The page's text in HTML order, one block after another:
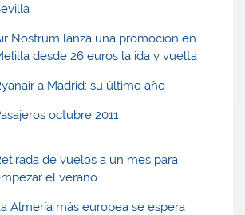
Nostrum lanza una promoción en
desde 26 euros la ida y vuelta
a Madrid: su último año
octubre 2011
de vuelos a un mes para
el verano
Almería más europea se espera